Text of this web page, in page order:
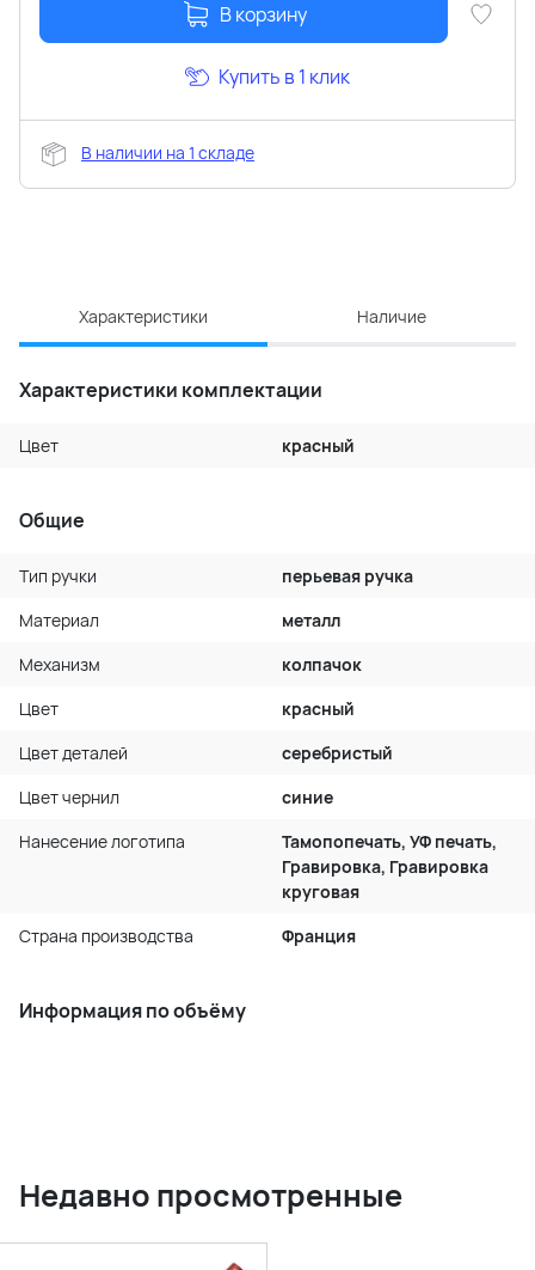
В корзину
Купить в 1 клик
В наличии на 1 складе
Характеристики Наличие
Характеристики комплектации
Цвет красный
Общие
Тип ручки
перьевая ручка
Материал
металл
Механизм
колпачок
Цвет
красный
Цвет деталей
серебристый
Цвет чернил
синие
Нанесение логотипа
Тамопопечать, УФ печать,
Гравировка, Гравировка
круговая
Страна производства
Франция
Информация по объёму
Недавно просмотренные